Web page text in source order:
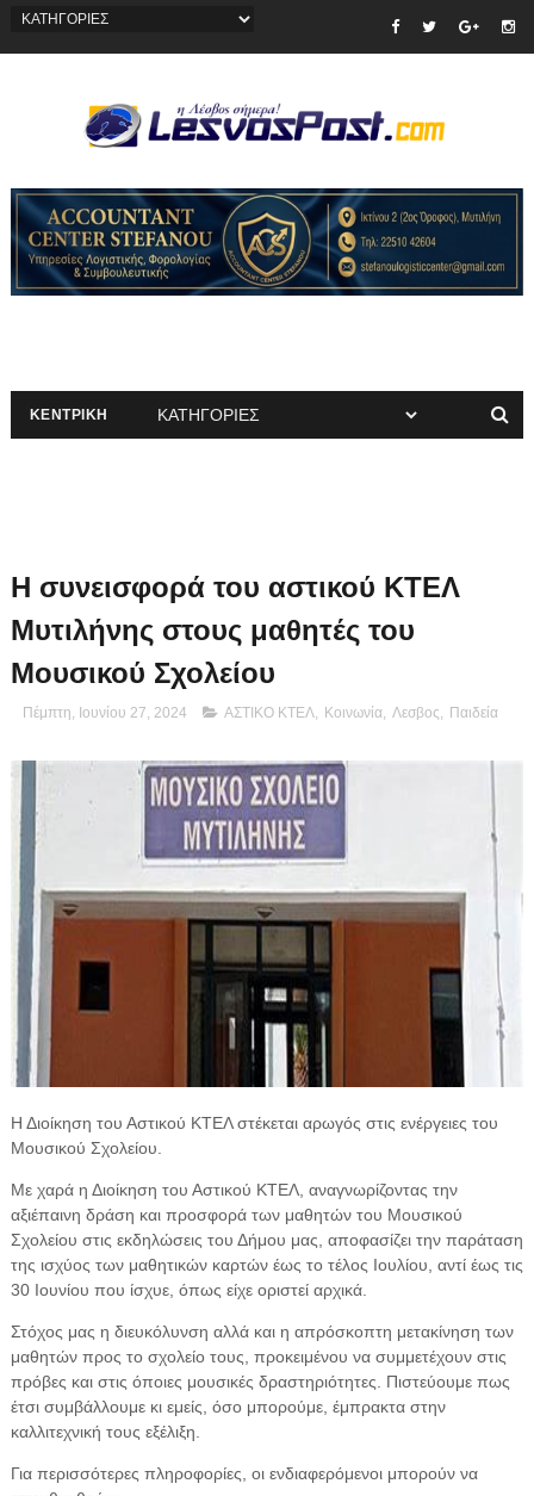
ΚΕΝΤΡΙΚΗ
Η συνεισφορά του αστικού ΚΤΕΛ
Μυτιλήνης στους μαθητές του
Μουσικού Σχολείου
Πέμπτη, Ιουνίου 27, 2024 ΑΣΤΙΚΟ ΚΤΕΛ, Κοινωνία, Λεσβος Παιδεία
Η Διοίκηση του Αστικού ΚΤΕΛ στέκεται αρωγός στις ενέργειες του
Μουσικού Σχολείου.
Με χαρά η Διοίκηση του Αστικού ΚΤΕΛ, αναγνωρίζοντας την
αξιέπαινη δράση και προσφορά των μαθητών του Μουσικού
Σχολείου στις εκδηλώσεις του Δήμου μας, αποφασίζει την παράταση
της ισχύος των μαθητικών καρτών έως το τέλος Ιουλίου, αντί έως τις
30 Ιουνίου που ίσχυε, όπως είχε οριστεί αρχικά.
Στόχος μας η διευκόλυνση αλλά και η απρόσκοπτη μετακίνηση των
μαθητών προς το σχολείο τους, προκειμένου να συμμετέχουν στις
πρόβες και στις όποιες μουσικές δραστηριότητες. Πιστεύουμε πως
έτσι συμβάλλουμε κι εμείς, όσο μπορούμε, έμπρακτα στην
καλλιτεχνική τους εξέλιξη.
Για περισσότερες πληροφορίες, οι ενδιαφερόμενοι μπορούν να